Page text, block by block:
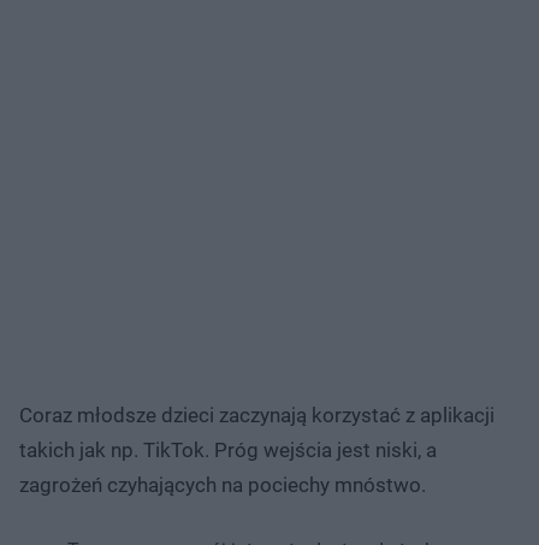
Coraz młodsze dzieci zaczynają korzystać z aplikacji
takich jak np. TikTok. Próg wejścia jest niski, a
zagrożeń czyhających na pociechy mnóstwo.